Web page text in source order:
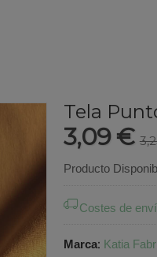
Tela
3,09 €
Producto
Costes de
Marca: Katia